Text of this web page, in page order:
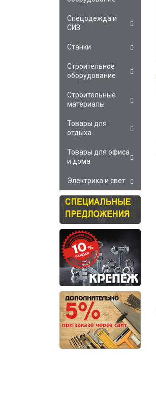
Спецодежда и
СИЗ
Станки
Строительное
оборудование
Строительные
материалы
Товары для
отдыха
Товары для офиса
и дома
Электрика и свет